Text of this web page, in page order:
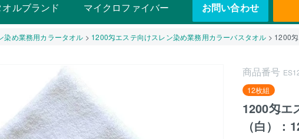
ルブランド マイクロファイバー お問い合わせ
染め業務用カラータオル 1200匁エステ向けスレン染め業務用カラーバスタオル 1200
商品番号
12枚組
1200匁エ
（白）：